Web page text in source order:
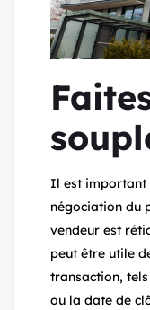
Il est important
négociation du
vendeur est
peut être utile
transaction,
ou la date de